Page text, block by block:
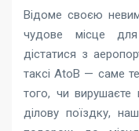
Відоме своєю
чудове місце
дістатися з
таксі AtoB — саме
того, чи вирушаєте
ділову поїздку,